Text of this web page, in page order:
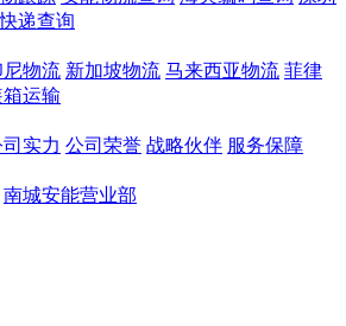
递查询
尼物流 新加坡物流 马来西亚物流 菲律
运输
实力 公司荣誉 战略伙伴 服务保障
南城安能营业部